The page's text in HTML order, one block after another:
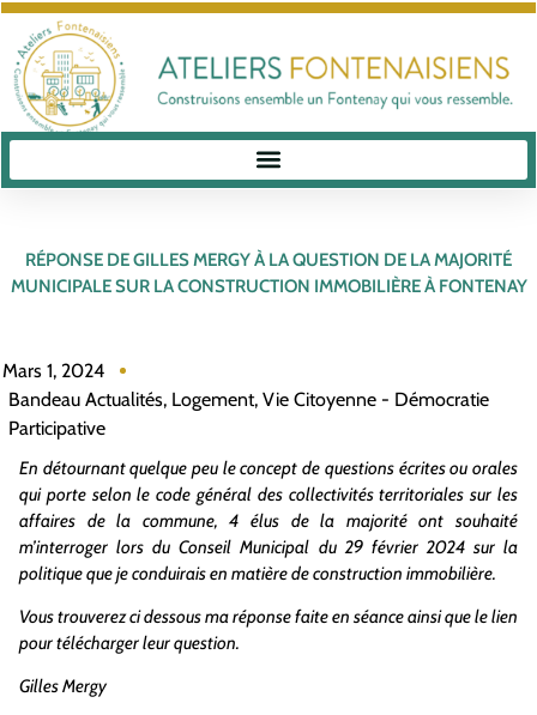
RÉPONSE DE GILLES MERGY À LA QUESTION DE LA MAJORITÉ
MUNICIPALE SUR LA CONSTRUCTION IMMOBILIÈRE À FONTENAY
Mars 1, 2024
Bandeau Actualités, Logement, Vie Citoyenne - Démocratie
Participative
En détournant quelque peu le concept de questions écrites ou orales
qui porte selon le code général des collectivités territoriales sur les
affaires de la commune, 4 élus de la majorité ont souhaité
m’interroger lors du Conseil Municipal du 29 février 2024 sur la
politique que je conduirais en matière de construction immobilière.
Vous trouverez ci dessous ma réponse faite en séance ainsi que le lien
pour télécharger leur question.
Gilles Mergy